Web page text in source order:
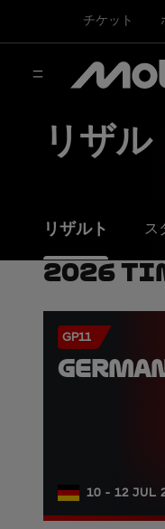
チケット
リザル
リザルト ス
2026
GP11
10 - 12 JUL